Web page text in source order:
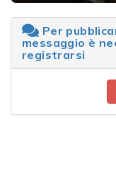
Per
messaggio è
registrarsi